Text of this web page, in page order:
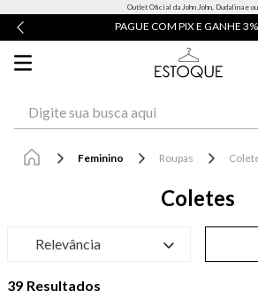
Outlet Oficial da John John, Dudalina e
PAGUE COM PIX E GANHE
Feminino Roupas
Coletes
Relevância
39